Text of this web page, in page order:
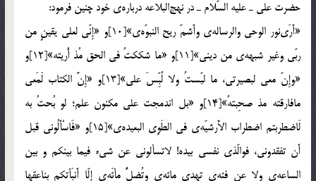
حضرت علي ـ عليه السّلام ـ در نهج‎البلاعه درباره‌ي خود چنين فرمود:
«أَرَي‎نور الوحي والرساله‌ي وأَشمّ ريح النبوّه‌ي»[10]و «إِنّي لعلي يقينٍ من
ربّي وغير شبهه‌ي من ديني»[11]و «ما شككتُ في الحق مُذ أُريته»[12]و
«وإِنّ معي لبصيرتي، ما لبّستُ ولا لُبِّسَ علي»[13]و «إِنَّ الكتاب لَمَعي
مافارقته مذ صحِبتهُ»[14]و «بل اندمجت علي مكنون علم؛ لو بُحتُ به
لَاضطربتم اضطراب الأَرشيّه‌ي في الطَوِي البعيده‌ي»[15]و «فَاسْأَلُوني قبل
أَن تفقدوني، فوالّذي نفسي بيده! لاتسألوني عن شيء فيما بينكم و بين
الساعه‌ي ولا عن فئه‌ي تهدي مائه‌ي وتُضِلُّ مِأئَه‌ي إِلّا أَنبَأتكم بناعقها